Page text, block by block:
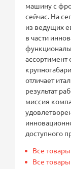
машину с
сейчас. На
из ведущих
в части
ассортимент
отличает
результат
миссия
доступного
Все
Все